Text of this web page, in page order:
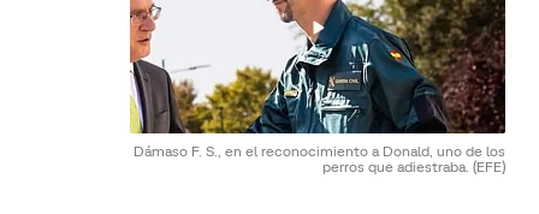
Dámaso F. S., en el reconocimiento a Donald, uno de los
perros que adiestraba. (EFE)